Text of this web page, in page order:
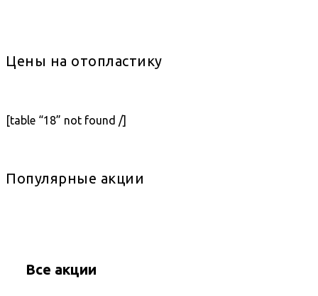
Цены на отопластику
[table “18” not found /]
Популярные акции
Все акции